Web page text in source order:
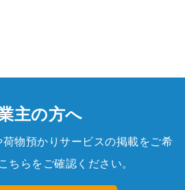
主の方へ
物預かりサービスの掲載をご希
ちらをご確認ください。